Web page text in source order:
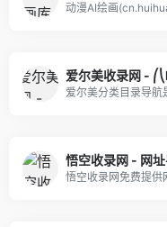
动漫AI绘画
爱尔美分类目录导航
悟空收录网免费提供